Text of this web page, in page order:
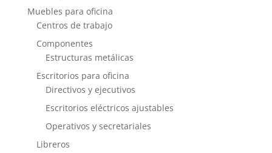
Muebles para oficina
Centros de trabajo
Componentes
Estructuras metálicas
Escritorios para oficina
Directivos y ejecutivos
Escritorios eléctricos ajustables
Operativos y secretariales
Libreros